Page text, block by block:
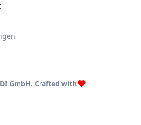
GmbH. Crafted with